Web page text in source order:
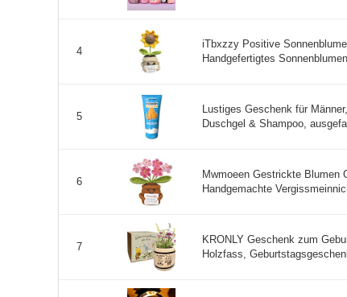
4
iTbxzzy Positive
Handgefertigtes
5
Lustiges Geschenk für
Duschgel & Shampoo,
6
Mwmoeen Gestrickte Blumen
Handgemachte
7
KRONLY Geschenk zum
Holzfass,